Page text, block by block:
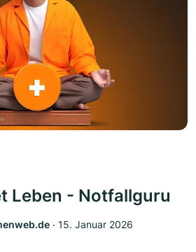
Leben - Notfallguru
‧ 15. Januar 2026